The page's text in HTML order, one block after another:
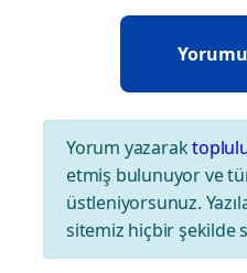
Yorum yazarak
etmiş bulunuyor ve
üstleniyorsunuz.
sitemiz hiçbir şekilde